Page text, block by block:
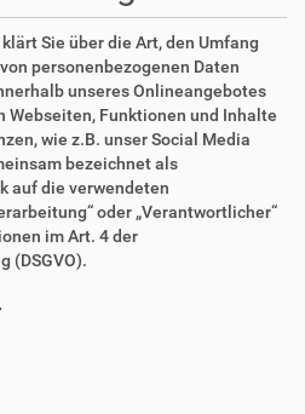
Sie über die Art, den Umfang
personenbezogenen Daten
unseres Onlineangebotes
Webseiten, Funktionen und Inhalte
wie z.B. unser Social Media
bezeichnet als
auf die verwendeten
oder „Verantwortlicher“
im Art. 4 der
(DSGVO).